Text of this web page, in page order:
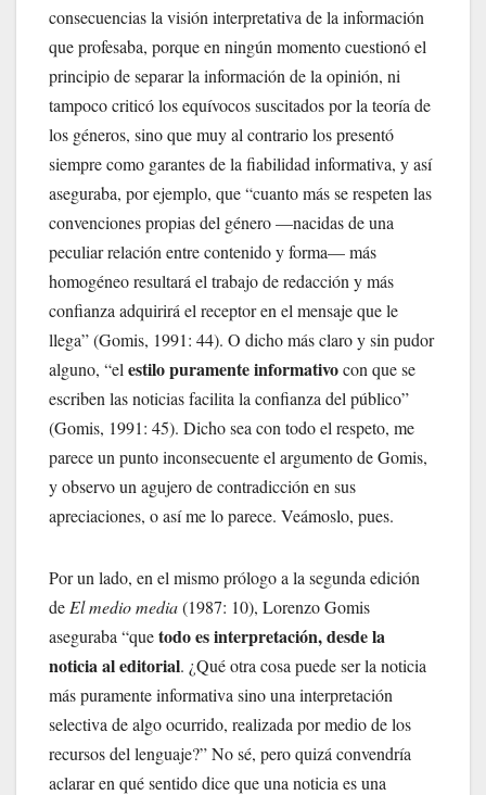
consecuencias la visión interpretativa de la información
que profesaba, porque en ningún momento cuestionó el
principio de separar la información de la opinión, ni
tampoco criticó los equívocos suscitados por la teoría de
los géneros, sino que muy al contrario los presentó
siempre como garantes de la fiabilidad informativa, y así
aseguraba, por ejemplo, que “cuanto más se respeten las
convenciones propias del género —nacidas de una
peculiar relación entre contenido y forma— más
homogéneo resultará el trabajo de redacción y más
confianza adquirirá el receptor en el mensaje que le
llega” (Gomis, 1991: 44). O dicho más claro y sin pudor
alguno, “el estilo puramente informativocon que se
escriben las noticias facilita la confianza del público”
(Gomis, 1991: 45). Dicho sea con todo el respeto, me
parece un punto inconsecuente el argumento de Gomis,
y observo un agujero de contradicción en sus
apreciaciones, o así me lo parece. Veámoslo, pues.
Por un lado, en el mismo prólogo a la segunda edición
de Elmedio media(1987: 10), Lorenzo Gomis
aseguraba “quetodo es interpretación, desde la
noticia al editorial. ¿Qué otra cosa puede ser la noticia
más puramente informativa sino una interpretación
selectiva de algo ocurrido, realizada por medio de los
recursos del lenguaje?” No sé, pero quizá convendría
aclarar en qué sentido dice que una noticia es una